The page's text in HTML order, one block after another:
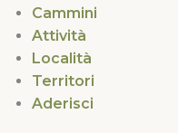
Cammini
Attività
Località
Territori
Aderisci